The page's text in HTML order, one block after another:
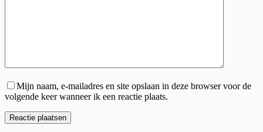
Mijn naam, e-mailadres en site opslaan in deze browser voor de
volgende keer wanneer ik een reactie plaats.
Reactie plaatsen